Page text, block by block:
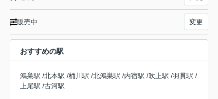
販売中 変更
おすすめの駅
鴻巣駅 /北本駅 /桶川駅 /北鴻巣駅 /内宿駅 /吹上駅 /羽貫駅 /
上尾駅 /古河駅